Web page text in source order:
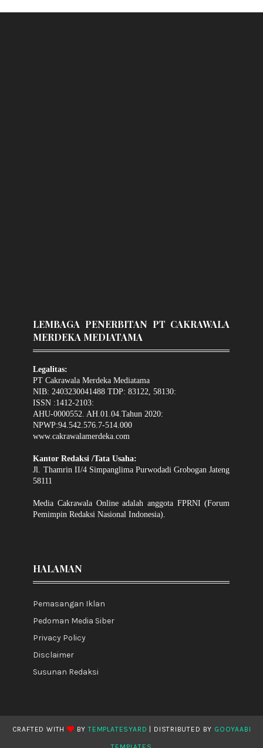
LEMBAGA PENERBITAN PT CAKRAWALA
MERDEKA MEDIATAMA
Legalitas:
PT Cakrawala Merdeka Mediatama
NIB: 2403230041488 TDP: 83122, 58130:
ISSN :1412-2103:
AHU-0000552. AH.01.04.Tahun 2020:
NPWP:94.542.576.7-514.000
www.cakrawalamerdeka.com
Kantor Redaksi /Tata Usaha:
Jl. Thamrin II/4 Simpanglima Purwodadi Grobogan Jateng
58111
Media Cakrawala Online adalah anggota FPRNI (Forum
Pemimpin Redaksi Nasional Indonesia).
HALAMAN
Pemasangan Iklan
Pedoman Media Siber
Privacy Policy
Disclaimer
Susunan Redaksi
CRAFTED WITH BYTEMPLATESYARD | DISTRIBUTED BY GOOYAABI